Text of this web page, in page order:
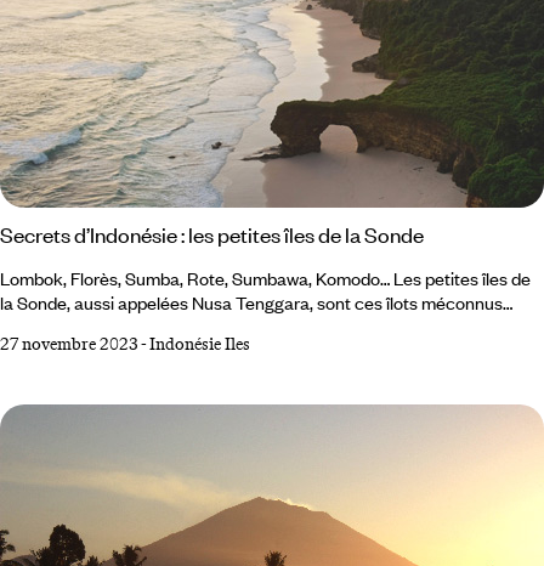
Secrets d’Indonésie : les petites îles de la Sonde
Lombok, Florès, Sumba, Rote, Sumbawa, Komodo… Les petites îles de
la Sonde, aussi appelées Nusa Tenggara, sont ces îlots méconnus
elles restent souvent dans l’ombre des grandes, à l’instar de la très
conservé leurs richesses : une grande diversité ethnique et linguistique,
la cohabitation réussie de croyances, rites et cultures, sur fond
27 novembre 2023-Indonésie Iles